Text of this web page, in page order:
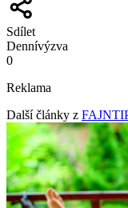
Sdílet
Dennívýzva
0
Reklama
Další články z